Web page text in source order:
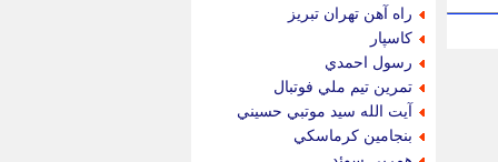
راه آهن تهران تبريز
كاسپار
رسول احمدي
تمرين تيم ملي فوتبال
آيت الله سيد موتبي حسيني
بنجامين كرماسكي